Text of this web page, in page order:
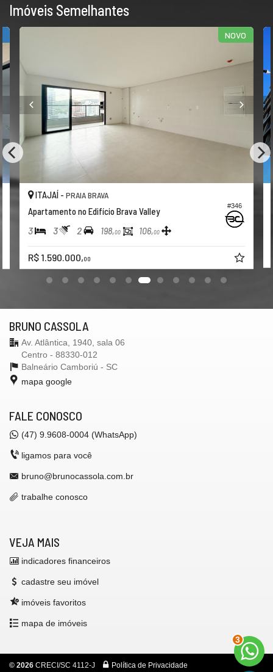
Imóveis Semelhantes
NOVO
#346
ITAJAÍ - PRAIA BRAVA
Apartamento no Edifício Brava Valley
3 3 2 198,00 106,00
R$ 1.590.000,00
BRUNO CASSOLA
Av. Atlântica, 1940, sala 06
Centro - 88330-012
Balneário Camboriú - SC
mapa google
FALE CONOSCO
(47) 9.9608-0004 (WhatsApp)
ligamos para você
bruno@brunocassola.com.br
trabalhe conosco
VEJA MAIS
indicadores financeiros
cadastre seu imóvel
imóveis favoritos
mapa de imóveis
© 2026 CRECI/SC 4112-J Política de Privacidade
3